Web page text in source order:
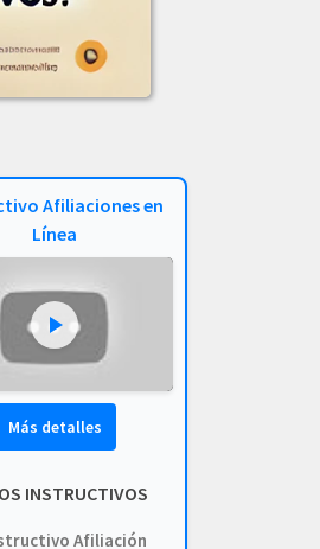
2023.pdf
001-2023.pdf
002-2023.pdf
2023.PDF
Afiliaciones en
Línea
Más detalles
INSTRUCTIVOS
Afiliación